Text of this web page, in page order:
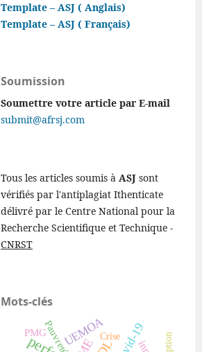
Template – ASJ ( Anglais)
Template – ASJ ( Français)
Soumission
Soumettre votre article par E-mail
submit@afrsj.com
Tous les articles soumis àASJ sont
vérifiés par l'antiplagiat Ithenticate
délivré par le Centre National pour la
Recherche Scientifique et Technique -
CNRST
Mots-clés
UEMOA
Pauvreté
PMG Crise